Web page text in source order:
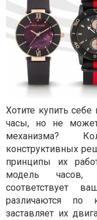
Хотите купить
часы, но не
механизма?
конструктивных
принципы их
модель часов,
соответствует
различаются по
заставляет их